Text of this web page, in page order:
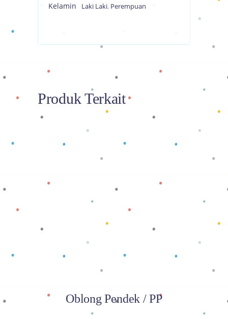
Kelamin Laki Laki, Perempuan
Produk Terkait
Baca selengkapnya
Oblong Pendek / PP